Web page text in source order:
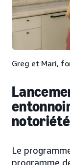
Greg et Mari,
Le
programme